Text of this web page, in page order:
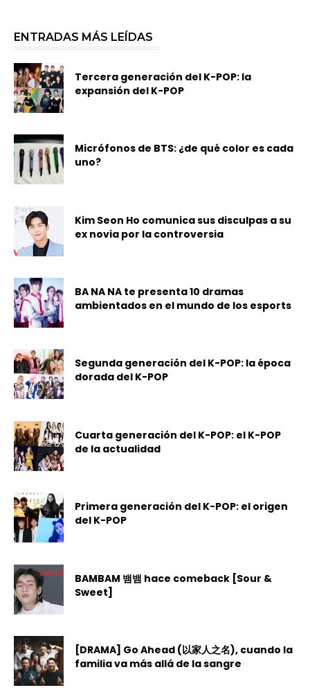
ENTRADAS MÁS LEÍDAS
Tercera generación del K-POP: la
expansión del K-POP
Micrófonos de BTS: ¿de qué color es cada
uno?
Kim Seon Ho comunica sus disculpas a su
ex novia por la controversia
BA NA NA te presenta 10 dramas
ambientados en el mundo de los esports
Segunda generación del K-POP: la época
dorada del K-POP
Cuarta generación del K-POP: el K-POP
de la actualidad
Primera generación del K-POP: el origen
del K-POP
BAMBAM 뱀뱀 hace comeback [Sour &
Sweet]
[DRAMA] Go Ahead (以家人之名), cuando la
familia va más allá de la sangre